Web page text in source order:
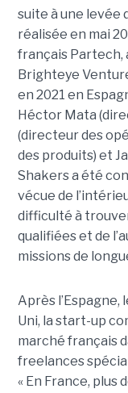
suite à une levée
réalisée en mai
français Partech,
Brighteye
en 2021 en
Héctor Mata
(directeur des
des produits) et
Shakers a été
vécue de
difficulté à
qualifiées et de
missions de
Après l’Espagne,
Uni, la start-up
marché français
freelances
« En France, plus